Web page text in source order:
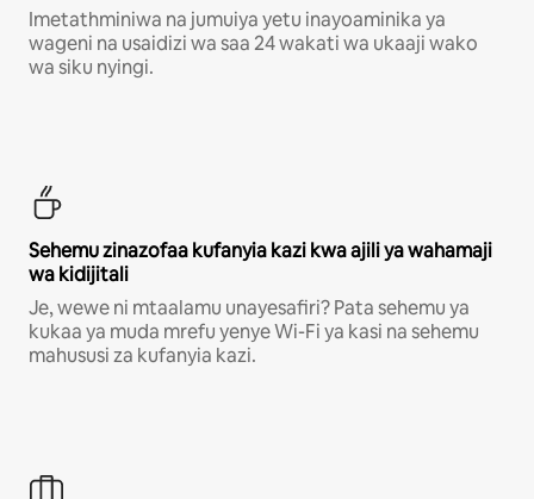
Imetathminiwa na jumuiya yetu inayoaminika ya
wageni na usaidizi wa saa 24 wakati wa ukaaji wako
wa siku nyingi.
Sehemu zinazofaa kufanyia kazi kwa ajili ya wahamaji
wa kidijitali
Je, wewe ni mtaalamu unayesafiri? Pata sehemu ya
kukaa ya muda mrefu yenye Wi-Fi ya kasi na sehemu
mahususi za kufanyia kazi.